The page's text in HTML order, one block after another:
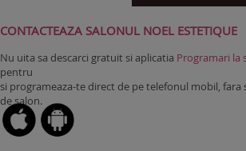
CONTACTEAZA SALONUL NOEL ESTETIQUE
Nu uita sa descarci gratuit si aplicatia Programari la
pentru
si programeaza-te direct de pe telefonul mobil, fara
de salon.